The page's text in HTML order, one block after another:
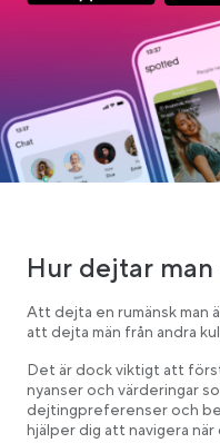
Hur dejtar man
Att dejta en rumänsk man
att dejta män från andra
Det är dock viktigt att
nyanser och värderingar
dejtingpreferenser och
hjälper dig att navigera när